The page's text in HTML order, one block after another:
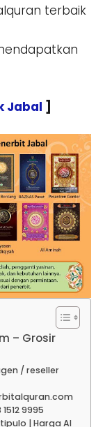
terbaik
Jabal ]
– Grosir
/ reseller
9995
| Harga Al